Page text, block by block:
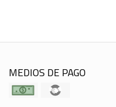
MEDIOS DE PAGO